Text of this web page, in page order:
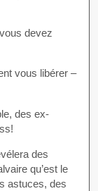
devez
vous libérer –
des ex-
des
qu’est le
astuces, des